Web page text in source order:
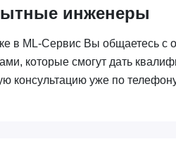
инженеры
в ML-Сервис Вы общаетесь с
которые смогут дать
консультацию уже по